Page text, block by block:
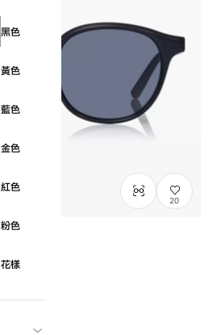
黑色
黃色
藍色
金色
紅色
粉色
花樣
20